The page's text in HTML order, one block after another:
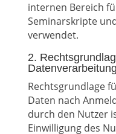
internen Bereich
Seminarskripte
verwendet.
2.
Datenverarbeitung
Rechtsgrundlage
Daten nach
durch den Nutzer
Einwilligung des